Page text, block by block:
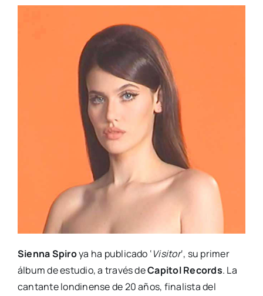
Sienna Spiroya ha publicado ‘Visitor‘, su primer
álbum de estudio, a través deCapitol Records. La
cantante londinense de 20 años, finalista del